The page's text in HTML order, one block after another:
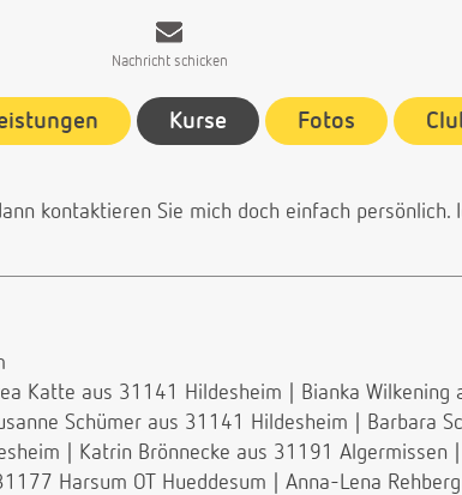
Nachricht schicken
Kurse Fotos
kontaktieren Sie mich doch einfach persönlich.
Katte aus 31141 Hildesheim Bianka Wilkening
Schümer aus 31141 Hildesheim
Barbara
Katrin Brönnecke aus 31191 Algermissen
Harsum OT Hueddesum Anna-Lena